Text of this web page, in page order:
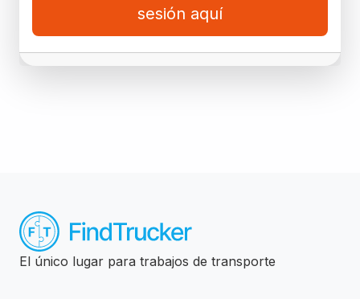
sesión aquí
El único lugar para trabajos de transporte